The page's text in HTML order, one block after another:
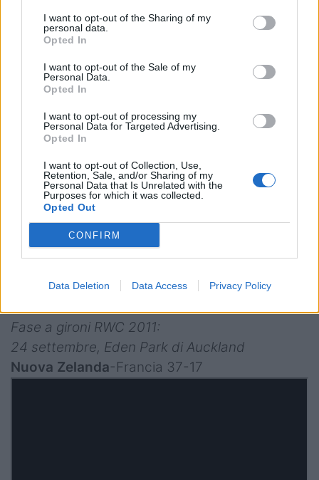
I want to opt-out of the Sharing of my
personal data.
Opted In
I want to opt-out of the Sale of my
Personal Data.
Opted In
I want to opt-out of processing my
Personal Data for Targeted Advertising.
Opted In
I want to opt-out of Collection, Use,
Retention, Sale, and/or Sharing of my
Personal Data that Is Unrelated with the
Purposes for which it was collected.
Opted Out
CONFIRM
Data Deletion Data Access Privacy Policy
6 ottobre, Millennium Stadium di Cardiff
Francia-Nuova Zelanda 20-18
Fase a gironi RWC 2011:
24 settembre, Eden Park di Auckland
Nuova Zelanda-Francia 37-17